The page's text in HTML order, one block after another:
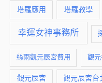
塔羅應用 塔羅教學
幸運女神事務所
絲雨觀元辰宮費用 觀元
觀元辰宮 觀元辰宮台